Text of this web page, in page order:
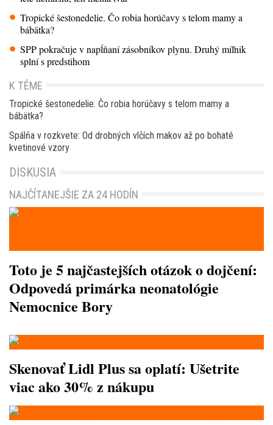
Tropické šestonedelie. Čo robia horúčavy s telom mamy a
bábätka?
SPP pokračuje v napĺňaní zásobníkov plynu. Druhý míľnik
splní s predstihom
K TÉME
Tropické šestonedelie. Čo robia horúčavy s telom mamy a
bábätka?
Spálňa v rozkvete: Od drobných vlčích makov až po bohaté
kvetinové vzory
DISKUSIA
NAJČÍTANEJŠIE ZA 24 HODÍN
Toto je 5 najčastejších otázok o dojčení:
Odpovedá primárka neonatológie
Nemocnice Bory
Skenovať Lidl Plus sa oplatí: Ušetrite
viac ako 30% z nákupu